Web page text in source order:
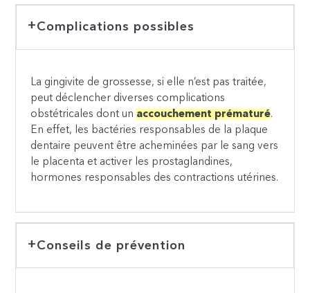
Complications possibles
La gingivite de grossesse, si elle n’est pas traitée,
peut déclencher diverses complications
obstétricales dont un accouchement prématuré.
En effet, les bactéries responsables de la plaque
dentaire peuvent être acheminées par le sang vers
le placenta et activer les prostaglandines,
hormones responsables des contractions utérines.
Conseils de prévention